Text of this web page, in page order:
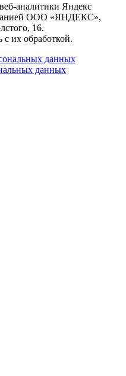
аналитики Яндекс
ООО «ЯНДЕКС»,
16.
с их обработкой.
данных
данных